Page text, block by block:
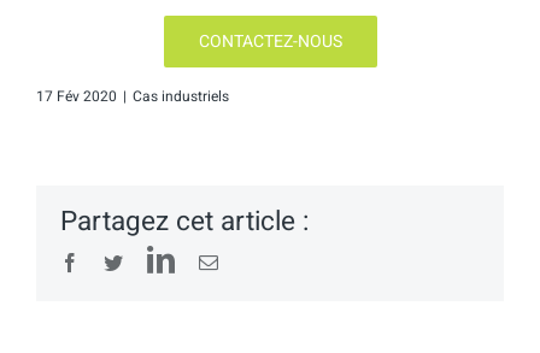
CONTACTEZ-NOUS
17 Fév 2020 | Cas industriels
Partagez cet article :
FacebookTwitterLinkedIn
Email